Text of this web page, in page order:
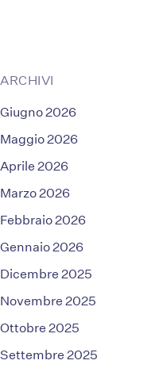
ARCHIVI
Giugno 2026
Maggio 2026
Aprile 2026
Marzo 2026
Febbraio 2026
Gennaio 2026
Dicembre 2025
Novembre 2025
Ottobre 2025
Settembre 2025